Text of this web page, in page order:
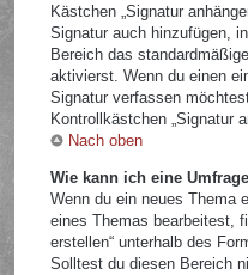
Kästchen „Signatur
Signatur auch hinzufügen,
Bereich das
aktivierst. Wenn du einen
Signatur verfassen
Kontrollkästchen „Signatur
Nach oben
Wie kann ich eine
Wenn du ein neues Thema
eines Themas bearbeitest,
erstellen“ unterhalb des
Solltest du diesen Bereich